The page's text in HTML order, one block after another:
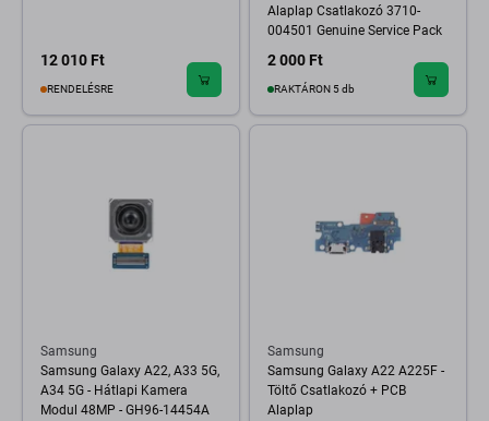
12 010 Ft
RENDELÉSRE
Alaplap Csatlakozó 3710-
004501 Genuine Service Pack
2 000 Ft
RAKTÁRON 5 db
Samsung
Samsung Galaxy A22, A33 5G,
A34 5G - Hátlapi Kamera
Modul 48MP - GH96-14454A
Samsung
Samsung Galaxy A22 A225F -
Töltő Csatlakozó + PCB
Alaplap